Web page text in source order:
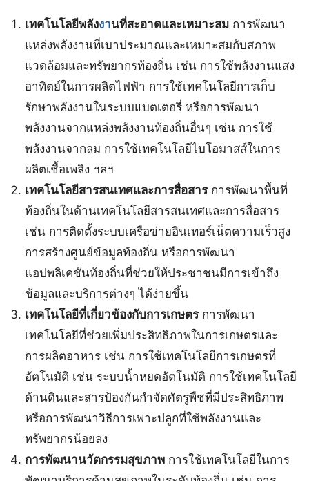
เทคโนโลยีพลังงานที่สะอาดและเหมาะสม การพัฒนา
แหล่งพลังงานที่เบาประมาณและเหมาะสมกับสภาพ
แวดล้อมและทรัพยากรท้องถิ่น เช่น การใช้พลังงานแสง
อาทิตย์ในการผลิตไฟฟ้า การใช้เทคโนโลยีการเก็บ
รักษาพลังงานในระบบแบตเตอรี่ หรือการพัฒนา
พลังงานจากแหล่งพลังงานท้องถิ่นอื่นๆ เช่น การใช้
พลังงานจากลม การใช้เทคโนโลยีไบโอมาสส์ในการ
ผลิตเชื้อเพลิง ฯลฯ
เทคโนโลยีสารสนเทศและการสื่อสารการพัฒนาพื้นที่
ท้องถิ่นในด้านเทคโนโลยีสารสนเทศและการสื่อสาร
เช่น การติดตั้งระบบเครือข่ายอินเทอร์เน็ตความเร็วสูง
การสร้างศูนย์ข้อมูลท้องถิ่น หรือการพัฒนา
แอปพลิเคชันท้องถิ่นที่ช่วยให้ประชาชนมีการเข้าถึง
ข้อมูลและบริการต่างๆ ได้ง่ายขึ้น
เทคโนโลยีที่เกี่ยวข้องกับการเกษตรการพัฒนา
เทคโนโลยีที่ช่วยเพิ่มประสิทธิภาพในการเกษตรและ
การผลิตอาหาร เช่น การใช้เทคโนโลยีการเกษตรที่
อัตโนมัติ เช่น ระบบน้ำหยดอัตโนมัติ การใช้เทคโนโลยี
ด้านดินและสารป้องกันกำจัดศัตรูพืชที่มีประสิทธิภาพ
หรือการพัฒนาวิธีการเพาะปลูกที่ใช้พลังงานและ
ทรัพยากรน้อยลง
การพัฒนานวัตกรรมสุขภาพ การใช้เทคโนโลยีในการ